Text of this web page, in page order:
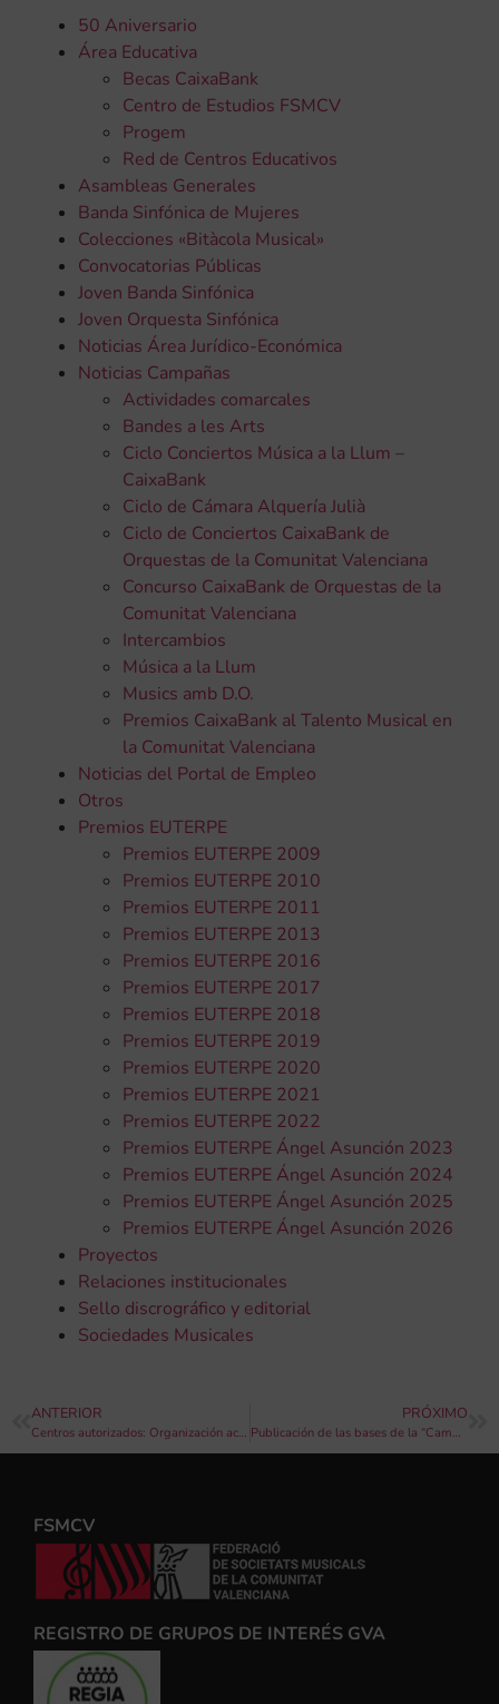
50 Aniversario
Área Educativa
Becas CaixaBank
Centro de Estudios FSMCV
Progem
Red de Centros Educativos
Asambleas Generales
Banda Sinfónica de Mujeres
Colecciones «Bitàcola Musical»
Convocatorias Públicas
Joven Banda Sinfónica
Joven Orquesta Sinfónica
Noticias Área Jurídico-Económica
Noticias Campañas
Actividades comarcales
Bandes a les Arts
Ciclo Conciertos Música a la Llum –
CaixaBank
Ciclo de Cámara Alquería Julià
Ciclo de Conciertos CaixaBank de
Orquestas de la Comunitat Valenciana
Concurso CaixaBank de Orquestas de la
Comunitat Valenciana
Intercambios
Música a la Llum
Musics amb D.O.
Premios CaixaBank al Talento Musical en
la Comunitat Valenciana
Noticias del Portal de Empleo
Otros
Premios EUTERPE
Premios EUTERPE 2009
Premios EUTERPE 2010
Premios EUTERPE 2011
Premios EUTERPE 2013
Premios EUTERPE 2016
Premios EUTERPE 2017
Premios EUTERPE 2018
Premios EUTERPE 2019
Premios EUTERPE 2020
Premios EUTERPE 2021
Premios EUTERPE 2022
Premios EUTERPE Ángel Asunción 2023
Premios EUTERPE Ángel Asunción 2024
Premios EUTERPE Ángel Asunción 2025
Premios EUTERPE Ángel Asunción 2026
Proyectos
Relaciones institucionales
Sello discrográfico y editorial
Sociedades Musicales
ANTERIOR
Centros autorizados: Organización académica 24-25
PRÓXIMO
Publicación de las bases de la “Campaña de difusión de música y teatro 2025”
FSMCV
REGISTRO DE GRUPOS DE INTERÉS GVA